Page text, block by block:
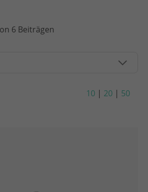
6 Beiträgen
10 | 20 | 50